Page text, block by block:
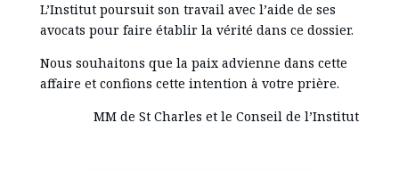
L’Institut poursuit son travail avec l’aide de ses
avocats pour faire établir la vérité dans ce dossier.
Nous souhaitons que la paix advienne dans cette
affaire et confions cette intention à votre prière.
MM de St Charles et le Conseil de l’Institut